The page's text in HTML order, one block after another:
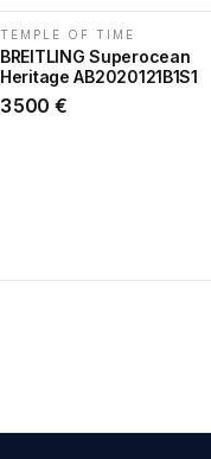
TEMPLE OF TIME
BREITLING Superocean
Heritage AB2020121B1S1
3 500 €